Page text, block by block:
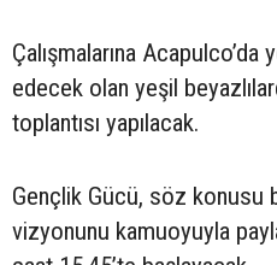
Çalışmalarına
edecek olan yeşil
toplantısı yapılacak.
Gençlik Gücü, söz konusu
vizyonunu kamuoyuyla